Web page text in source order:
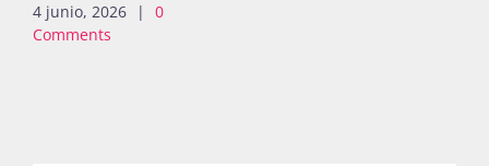
4 junio, 2026 |
0
Comments